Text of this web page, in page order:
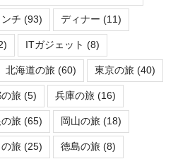
チ (93) ディナー (11)
ITガジェット (8)
北海道の旅 (60) 東京の旅 (40)
旅 (5) 兵庫の旅 (16)
旅 (65) 岡山の旅 (18)
旅 (25) 徳島の旅 (8)